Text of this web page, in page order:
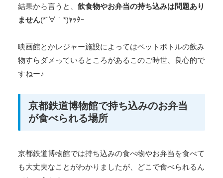
結果から言うと、 飲食物やお弁当の持ち込みは問題あり
ません(*´∀｀*)ﾔｯﾀｰ
映画館とかレジャー施設によってはペットボトルの飲み
物すらダメっているところがあるこのご時世、良心的で
すねー♪
京都鉄道博物館で持ち込みのお弁当
が食べられる場所
京都鉄道博物館では持ち込みの食べ物やお弁当を食べて
も大丈夫なことがわかりましたが、どこで食べられるん